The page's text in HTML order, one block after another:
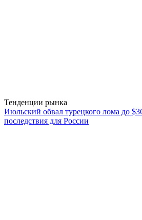
Тенденции рынка
Июльский обвал турецкого лома до
последствия для России